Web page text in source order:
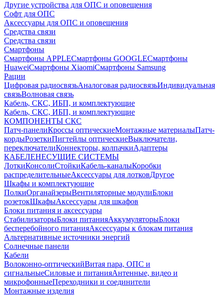
Другие устройства для ОПС и оповещения
Софт для ОПС
Аксессуары для ОПС и оповещения
Средства связи
Средства связи
Смартфоны
Смартфоны APPLEСмартфоны GOOGLEСмартфоны
HuaweiСмартфоны XiaomiСмартфоны Samsung
Рации
Цифровая радиосвязьАналоговая радиосвязьИндивидуальная
связьВолновая связь
Кабель, СКС, ИБП, и комплектующие
Кабель, СКС, ИБП, и комплектующие
КОМПОНЕНТЫ СКС
Патч-панелиКроссы оптическиеМонтажные материалыПатч-
кордыРозеткиПигтейлы оптическиеВыключатели,
переключателиКоннекторы, колпачкиАдаптеры
КАБЕЛЕНЕСУЩИЕ СИСТЕМЫ
ЛоткиКонсолиСтойкиКабель-каналыКоробки
распределительныеАксессуары для лотковДругое
Шкафы и комплектующие
ПолкиОрганайзерыВентиляторные модулиБлоки
розетокШкафыАксессуары для шкафов
Блоки питания и аксессуары
СтабилизаторыБлоки питанияАккумуляторыБлоки
бесперебойного питанияАксессуары к блокам питания
Альтернативные источники энергий
Солнечные панели
Кабели
Волоконно-оптическийВитая пара, ОПС и
сигнальныеСиловые и питанияАнтенные, видео и
микрофонныеПереходники и соединители
Монтажные изделия